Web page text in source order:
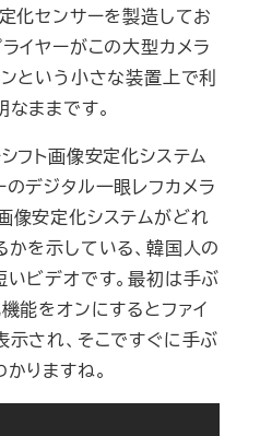
化センサーを製造してお
イヤーがこの大型カメラ
という小さな装置上で利
ままです。
フト画像安定化システム
デジタル一眼レフカメラ
像安定化システムがどれ
を示している、韓国人の
ビデオです。最初は手ぶ
能をオンにするとファイ
され、そこですぐに手ぶ
りますね。